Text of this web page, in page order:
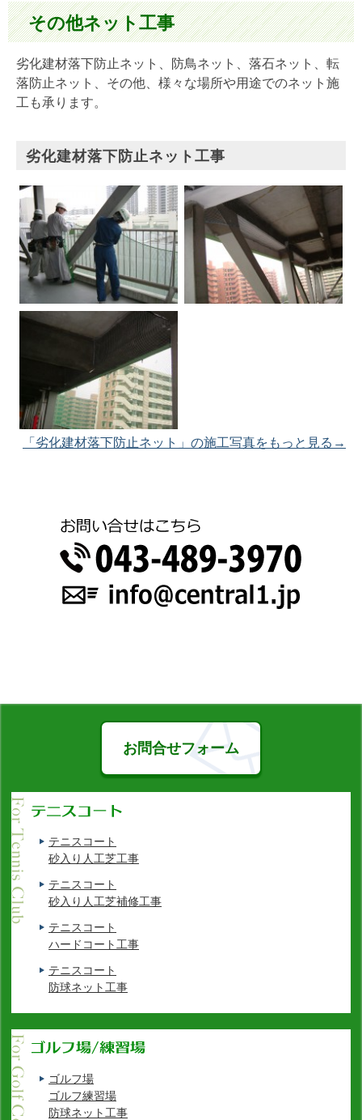
その他ネット工事
劣化建材落下防止ネット、防鳥ネット、落石ネット、転
落防止ネット、その他、様々な場所や用途でのネット施
工も承ります。
劣化建材落下防止ネット工事
「劣化建材落下防止ネット」の施工写真をもっと見る→
お問合せフォーム
テニスコート
砂入り人工芝工事
テニスコート
砂入り人工芝補修工事
テニスコート
ハードコート工事
テニスコート
防球ネット工事
ゴルフ場
ゴルフ練習場
防球ネット工事